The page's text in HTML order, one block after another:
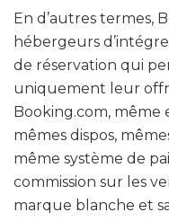
En d’autres termes,
hébergeurs
de réservation qui
uniquement leur
Booking.com, même
mêmes dispos,
même système de
commission sur les
marque blanche et